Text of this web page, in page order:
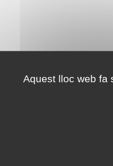
Aquest lloc web fa